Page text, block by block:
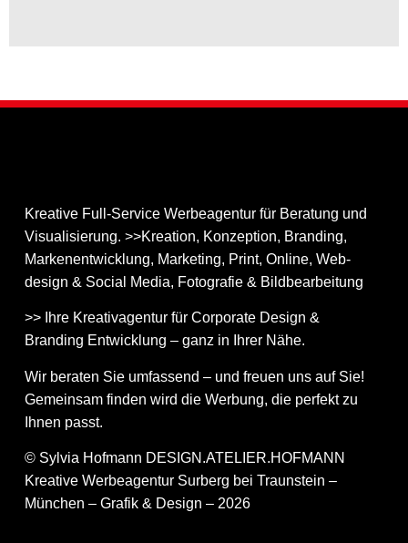
Kreative Full-Service Werbeagentur für Beratung und
Visualisierung. >>Kreation, Konzeption, Branding,
Markenentwicklung, Marketing, Print, Online, Web­
design & Social Media, Fotografie & Bildbear­bei­tung
>> Ihre Kreativagentur für Corporate Design &
Branding Entwicklung – ganz in Ihrer Nähe.
Wir beraten Sie umfassend – und freuen uns auf Sie!
Gemeinsam finden wird die Werbung, die perfekt zu
Ihnen passt.
© Sylvia Hofmann DESIGN.ATELIER.HOFMANN
Kreative Werbeagentur Surberg bei Traunstein –
München – Grafik & Design – 2026